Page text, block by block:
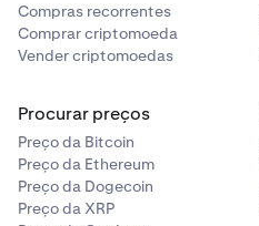
Compras recorrentes
Comprar criptomoeda
Vender criptomoedas
Procurar preços
Preço da Bitcoin
Preço da Ethereum
Preço da Dogecoin
Preço da XRP